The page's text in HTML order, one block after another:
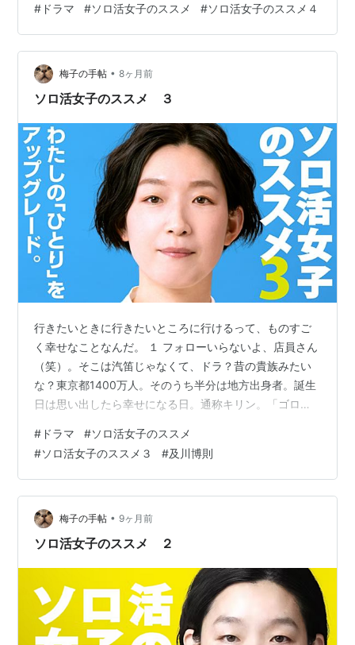
族。「わかってるよ。五月女恵は一切その物語に関係な
い。」小さくても確かな幸せ。 ４ 会社の謎ルール。レモ
ンサワーのレモンありすぎてマドラー回せない問題。飲
もうと思ったら来る料理。教えてあげようとしたけど、
スッ。 ５ ボトル、スキー、オーシャン。万歩計のカウン
# ドラマ #ソロ活女子のススメ #ソロ活女子のススメ４
梅子の手帖 • 8ヶ月前
ソロ活女子のススメ ３
行きたいときに行きたいところに行けるって、ものすご
く幸せなことなんだ。 １ フォローいらないよ、店員さん
（笑）。そこは汽笛じゃなくて、ドラ？昔の貴族みたい
な？東京都1400万人。そのうち半分は地方出身者。誕生
日は思い出したら幸せになる日。通称キリン。「ゴロー
ス。 ２ 秩父、パワースポット。フルーツファーム。力
士。熱くないんか（笑）。センターステージで精一杯歌
って踊ってくるよ。自分は運がいい。 ３ 神田神保町の全
店リスト。手のひらサイズのあいつ。学校が多かった
街。古書店の人情エピソード。美しき昭和遺産。編み出
した方法が（笑）。意見が違う人は敵じゃ…
# ドラマ #ソロ活女子のススメ
#ソロ活女子のススメ３ #及川博則
梅子の手帖 • 9ヶ月前
ソロ活女子のススメ ２